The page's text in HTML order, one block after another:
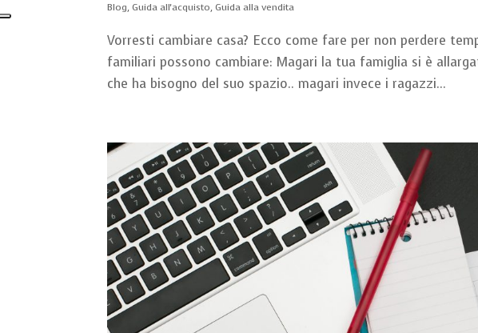
Blog,Guida all'acquisto,Guida alla vendita
Vorresti cambiare casa? Ecco come fare per non perdere
familiari possono cambiare: Magari la tua famiglia si è
che ha bisogno del suo spazio.. magari invece i ragazzi...